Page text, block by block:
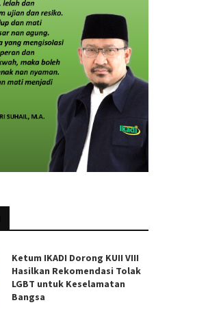
Ketum IKADI Dorong KUII VIII
Hasilkan Rekomendasi Tolak
LGBT untuk Keselamatan
Bangsa